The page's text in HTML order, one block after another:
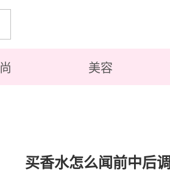
美容
买香水怎么闻前中后调